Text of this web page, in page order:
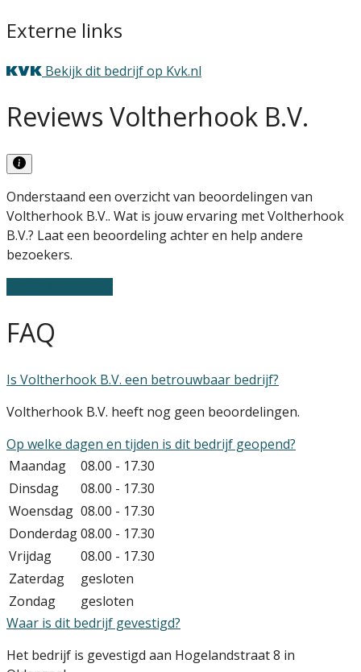
Externe links
Bekijk dit bedrijf op Kvk.nl
Reviews Voltherhook B.V.
Onderstaand een overzicht van beoordelingen van
Voltherhook B.V.. Wat is jouw ervaring met Voltherhook
B.V.? Laat een beoordeling achter en help andere
bezoekers.
FAQ
Is Voltherhook B.V. een betrouwbaar bedrijf?
Voltherhook B.V. heeft nog geen beoordelingen.
Op welke dagen en tijden is dit bedrijf geopend?
Maandag
08.00 - 17.30
Dinsdag
08.00 - 17.30
Woensdag 08.00 - 17.30
Donderdag08.00 - 17.30
Vrijdag
08.00 - 17.30
Zaterdag
gesloten
Zondag
gesloten
Waar is dit bedrijf gevestigd?
Het bedrijf is gevestigd aan Hogelandstraat 8 in